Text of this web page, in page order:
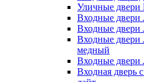
Уличные двери
Входные
Входные
Входные
медный
Входные
Входная дверь